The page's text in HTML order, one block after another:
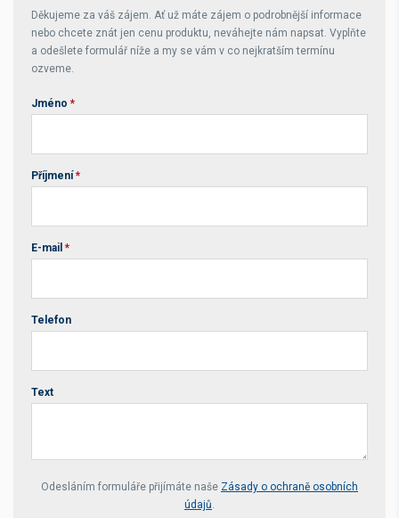
Děkujeme za váš zájem. Ať už máte zájem o podrobnější informace
nebo chcete znát jen cenu produktu, neváhejte nám napsat. Vyplňte
a odešlete formulář níže a my se vám v co nejkratším termínu
ozveme.
Jméno *
Příjmení *
E-mail *
Telefon
Text
Your website *
Odesláním formuláře přijímáte naše Zásady o ochraně osobních
údajů.